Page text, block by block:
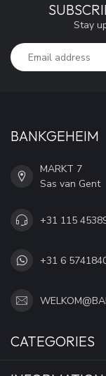
Stay
BANKGEHEIM
MARKT 7
Sas van Gent
+31 115
+31 6
CATEGORIES